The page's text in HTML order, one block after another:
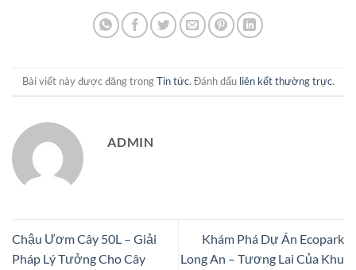
Bài viết này được đăng trongTin tức. Đánh dấu liên kết thường trực.
ADMIN
Chậu Ươm Cây 50L – Giải
Pháp Lý Tưởng Cho Cây
Khám Phá Dự Án Ecopark
Long An – Tương Lai Của Khu